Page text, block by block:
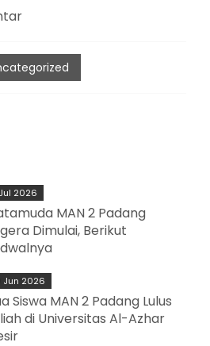
2026
MAN 2 Padang
Dimulai, Berikut
Jun 2026
Siswa MAN 2 Padang Lulus
di Universitas Al-Azhar